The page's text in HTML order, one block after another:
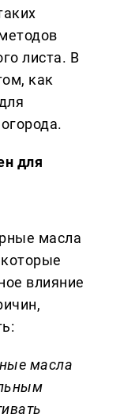
листа. В
как
для
масла
влияние
масла